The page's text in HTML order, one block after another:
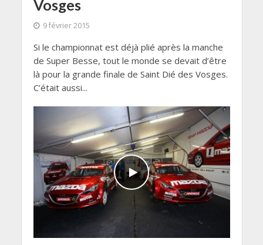
Vosges
9 février 2015
Si le championnat est déjà plié après la manche
de Super Besse, tout le monde se devait d’être
là pour la grande finale de Saint Dié des Vosges.
C’était aussi...